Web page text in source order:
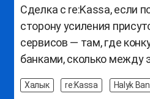
Сделка с re:Kassa, если
сторону усиления
сервисов — там, где
банками, сколько между
Халык re:Kassa Halyk